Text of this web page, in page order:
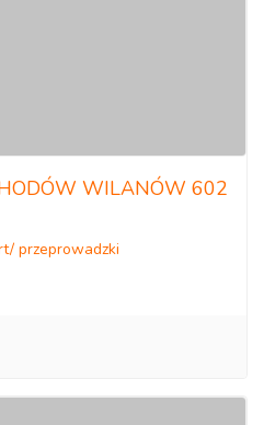
WILANÓW 602
przeprowadzki